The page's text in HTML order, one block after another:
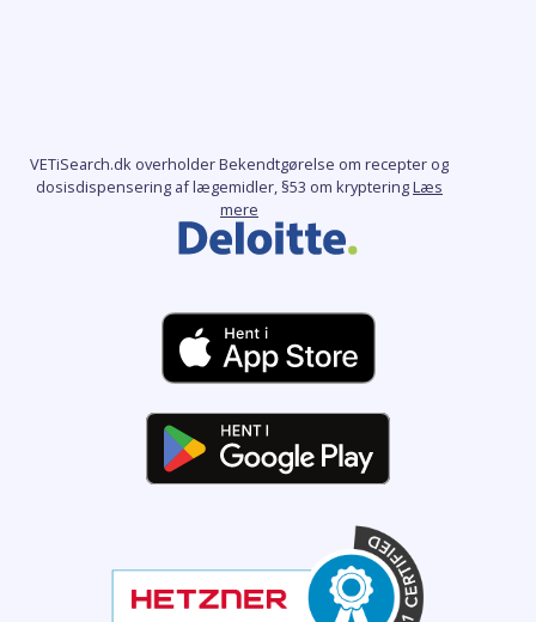
VETiSearch.dk overholder Bekendtgørelse om recepter og
dosisdispensering af lægemidler, §53 om krypteringLæs
mere